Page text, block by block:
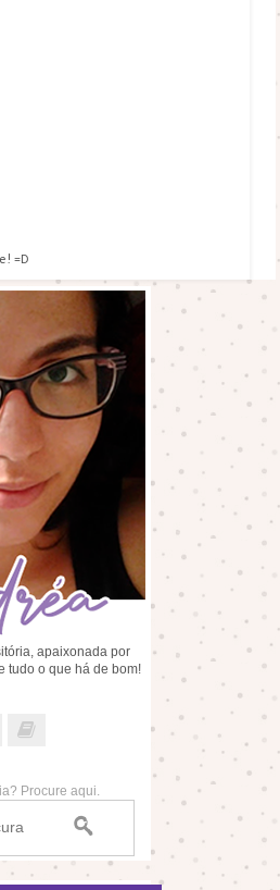
=D
apaixonada por
tudo o que há de bom!
Procure aqui.